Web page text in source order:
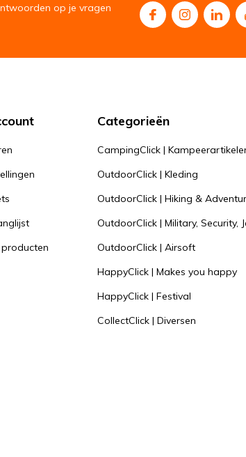
op je vragen
Categorieën
CampingClick |
OutdoorClick | Kleding
OutdoorClick | Hiking &
OutdoorClick | Military, Security,
OutdoorClick | Airsoft
HappyClick | Makes you happy
HappyClick | Festival
CollectClick | Diversen